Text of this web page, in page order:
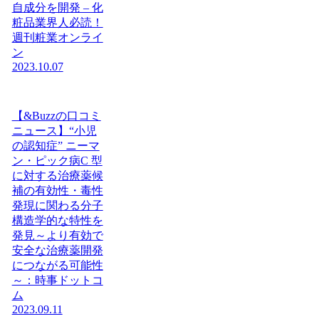
自成分を開発 – 化
粧品業界人必読！
週刊粧業オンライ
ン
2023.10.07
【&Buzzの口コミ
ニュース】“小児
の認知症” ニーマ
ン・ピック病C 型
に対する治療薬候
補の有効性・毒性
発現に関わる分子
構造学的な特性を
発見～より有効で
安全な治療薬開発
につながる可能性
～：時事ドットコ
ム
2023.09.11